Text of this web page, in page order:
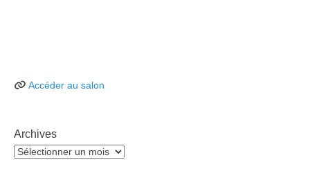
Accéder au salon
Archives
Archives